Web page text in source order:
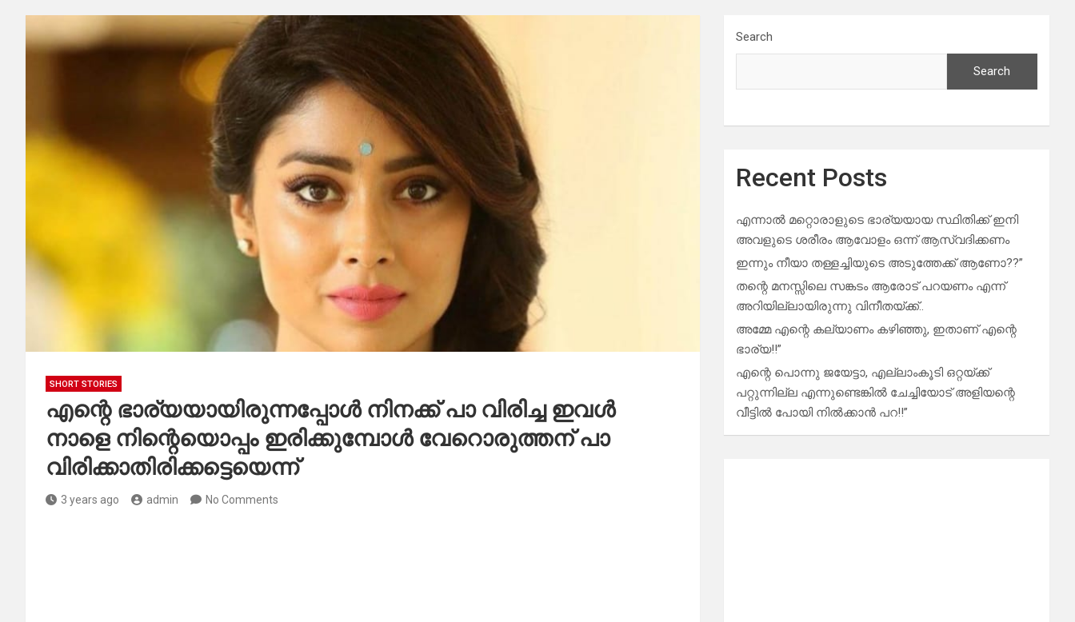
SHORT STORIES
എന്റെ ഭാര്യയായിരുന്നപ്പോൾ നിനക്ക് പാ വിരിച്ച ഇവൾ
നാളെ നിന്റെയൊപ്പം ഇരിക്കുമ്പോൾ വേറൊരുത്തന് പാ
വിരിക്കാതിരിക്കട്ടെയെന്ന്
3 years ago admin No Comments
Search
Search
Recent Posts
എന്നാൽ മറ്റൊരാളുടെ ഭാര്യയായ സ്ഥിതിക്ക് ഇനി
അവളുടെ ശരീരം ആവോളം ഒന്ന് ആസ്വദിക്കണം
ഇന്നും നീയാ തള്ളച്ചിയുടെ അടുത്തേക്ക് ആണോ??”
തന്റെ മനസ്സിലെ സങ്കടം ആരോട് പറയണം എന്ന്
അറിയില്ലായിരുന്നു വിനീതയ്ക്ക്..
അമ്മേ എന്റെ കല്യാണം കഴിഞ്ഞു, ഇതാണ് എന്റെ
ഭാര്യ!!”
എന്റെ പൊന്നു ജയേട്ടാ, എല്ലാംകൂടി ഒറ്റയ്ക്ക്
പറ്റുന്നില്ല എന്നുണ്ടെങ്കിൽ ചേച്ചിയോട് അളിയന്റെ
വീട്ടിൽ പോയി നിൽക്കാൻ പറ!!”